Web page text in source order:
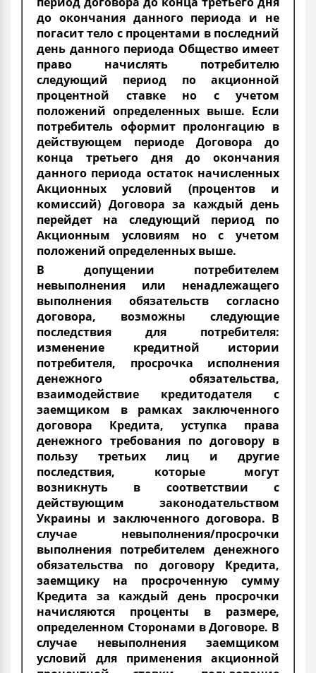
до окончания данного периода и не
погасит тело с процентами в последний
день данного периода Общество имеет
право начислять потребителю
следующий период по акционной
процентной ставке но с учетом
положений определенных выше. Если
потребитель оформит пролонгацию в
действующем периоде Договора до
конца третьего дня до окончания
данного периода остаток начисленных
Акционных условий (процентов и
комиссий) Договора за каждый день
перейдет на следующий период по
Акционным условиям но с учетом
положений определенных выше.
В допущении потребителем
невыполнения или ненадлежащего
выполнения обязательств согласно
договора, возможны следующие
последствия для потребителя:
изменение кредитной истории
потребителя, просрочка исполнения
денежного обязательства,
взаимодействие кредитодателя с
заемщиком в рамках заключенного
договора Кредита, уступка права
денежного требования по договору в
пользу третьих лиц и другие
последствия, которые могут
возникнуть в соответствии с
действующим законодательством
Украины и заключенного договора. В
случае невыполнения/просрочки
выполнения потребителем денежного
обязательства по договору Кредита,
заемщику на просроченную сумму
Кредита за каждый день просрочки
начисляются проценты в размере,
определенном Сторонами в Договоре. В
случае невыполнения заемщиком
условий для применения акционной